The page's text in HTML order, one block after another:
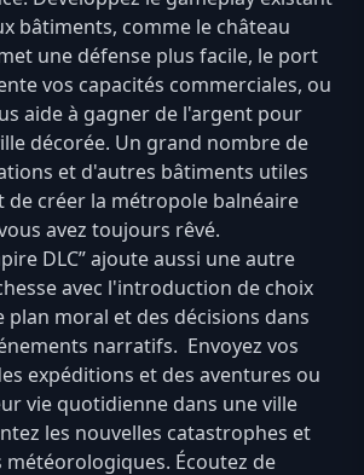
bâtiments, comme le château
une défense plus facile, le port
vos capacités commerciales, ou
aide à gagner de l'argent pour
décorée. Un grand nombre de
et d'autres bâtiments utiles
créer la métropole balnéaire
avez toujours rêvé.
DLC” ajoute aussi une autre
avec l'introduction de choix
plan moral et des décisions dans
narratifs. Envoyez vos
expéditions et des aventures ou
vie quotidienne dans une ville
les nouvelles catastrophes et
météorologiques. Écoutez de